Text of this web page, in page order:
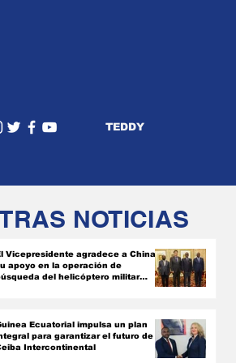
TEDDY
NOTICIAS
Vicepresidente agradece a China
apoyo en la operación de
del helicóptero militar
Ecuatorial impulsa un plan
para garantizar el futuro de
Intercontinental